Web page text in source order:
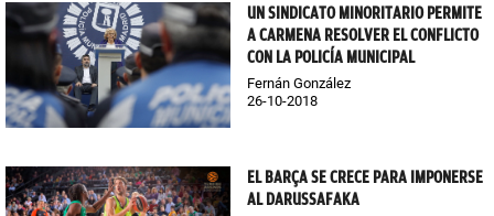
UN SINDICATO MINORITARIO PERMITE
A CARMENA RESOLVER EL CONFLICTO
CON LA POLICÍA MUNICIPAL
Fernán González
26-10-2018
EL BARÇA SE CRECE PARA IMPONERSE
AL DARUSSAFAKA